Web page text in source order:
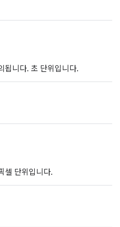
됩니다. 초 단위입니다.
셀 단위입니다.